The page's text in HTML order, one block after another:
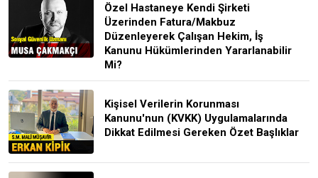
Özel Hastaneye Kendi Şirketi
Üzerinden Fatura/Makbuz
Düzenleyerek Çalışan Hekim, İş
Kanunu Hükümlerinden Yararlanabilir
Mi?
Kişisel Verilerin Korunması
Kanunu'nun (KVKK) Uygulamalarında
Dikkat Edilmesi Gereken Özet Başlıklar